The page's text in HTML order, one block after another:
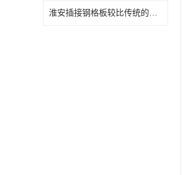
淮安插接钢格板较比传统的优势在哪